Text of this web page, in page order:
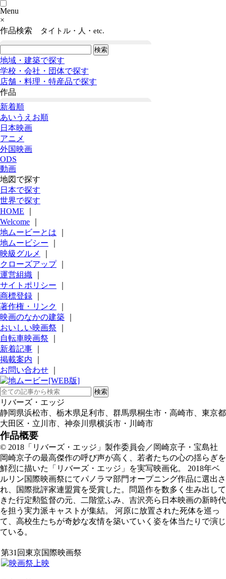
Menu
×
作品検索
タイトル・人・etc.
地域・建築で探す
学校・会社・団体で探す
店舗・料理・特産品で探す
作品
新着順
あいうえお順
日本映画
アニメ
外国映画
ODS
動画
地図で探す
日本で探す
世界で探す
HOME
Welcome
地ムービーとは
地ムービシー
映級グルメ
クローズアップ｜
運営組織
サイトポリシー
商標登録
著作権・リンク
映画のなかの建築
おいしい映画祭
自転車映画祭
新着記事
掲載案内
お問い合わせ
リバーズ・エッジ
静岡県浜松市、栃木県足利市、群馬県桐生市・高崎市、東京都
大田区・立川市、神奈川県横浜市・川崎市
作品概要
© 2018「リバーズ・エッジ」製作委員会／岡崎京子・宝島社
岡崎京子の最高傑作の呼び声が高く、若者たちの心の揺らぎを
鮮烈に描いた「リバーズ・エッジ」を実写映画化。 2018年ベ
ルリン国際映画祭にてパノラマ部門オープニング作品に選出さ
れ、国際批評家連盟賞を受賞した。問題作を数多く生み出して
きた行定勲監督の元、二階堂ふみ、吉沢亮ら日本映画の新時代
を担う実力派キャストが集結。 河原に放置された死体を巡っ
て、高校生たちが奇妙な友情を築いていく姿を体当たりで演じ
ている。
第31回東京国際映画祭